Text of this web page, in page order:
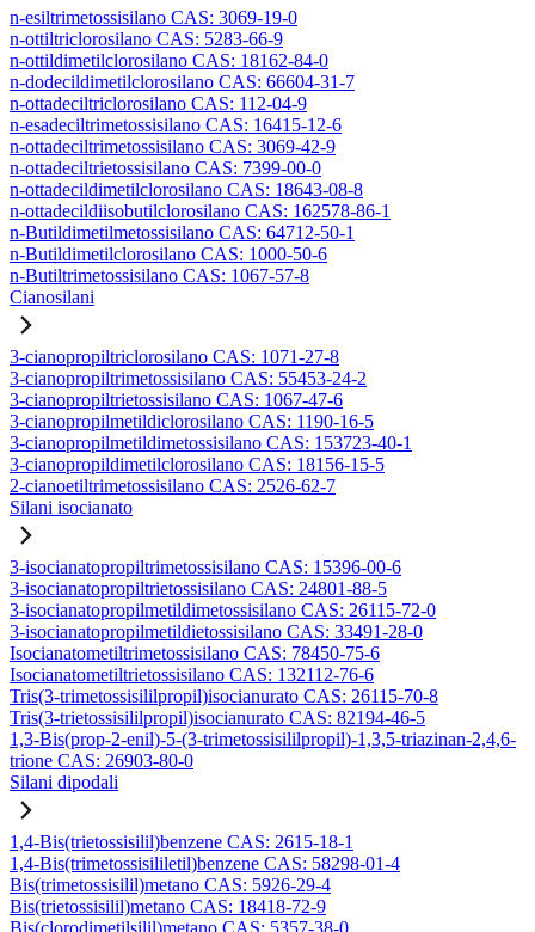
n-esiltrimetossisilano CAS: 3069-19-0
n-ottiltriclorosilano CAS: 5283-66-9
n-ottildimetilclorosilano CAS: 18162-84-0
n-dodecildimetilclorosilano CAS: 66604-31-7
n-ottadeciltriclorosilano CAS: 112-04-9
n-esadeciltrimetossisilano CAS: 16415-12-6
n-ottadeciltrimetossisilano CAS: 3069-42-9
n-ottadeciltrietossisilano CAS: 7399-00-0
n-ottadecildimetilclorosilano CAS: 18643-08-8
n-ottadecildiisobutilclorosilano CAS: 162578-86-1
n-Butildimetilmetossisilano CAS: 64712-50-1
n-Butildimetilclorosilano CAS: 1000-50-6
n-Butiltrimetossisilano CAS: 1067-57-8
Cianosilani
3-cianopropiltriclorosilano CAS: 1071-27-8
3-cianopropiltrimetossisilano CAS: 55453-24-2
3-cianopropiltrietossisilano CAS: 1067-47-6
3-cianopropilmetildiclorosilano CAS: 1190-16-5
3-cianopropilmetildimetossisilano CAS: 153723-40-1
3-cianopropildimetilclorosilano CAS: 18156-15-5
2-cianoetiltrimetossisilano CAS: 2526-62-7
Silani isocianato
3-isocianatopropiltrimetossisilano CAS: 15396-00-6
3-isocianatopropiltrietossisilano CAS: 24801-88-5
3-isocianatopropilmetildimetossisilano CAS: 26115-72-0
3-isocianatopropilmetildietossisilano CAS: 33491-28-0
Isocianatometiltrimetossisilano CAS: 78450-75-6
Isocianatometiltrietossisilano CAS: 132112-76-6
Tris(3-trimetossisililpropil)isocianurato CAS: 26115-70-8
Tris(3-trietossisililpropil)isocianurato CAS: 82194-46-5
1,3-Bis(prop-2-enil)-5-(3-trimetossisililpropil)-1,3,5-triazinan-2,4,6-
trione CAS: 26903-80-0
Silani dipodali
1,4-Bis(trietossisilil)benzene CAS: 2615-18-1
1,4-Bis(trimetossisililetil)benzene CAS: 58298-01-4
Bis(trimetossisilil)metano CAS: 5926-29-4
Bis(trietossisilil)metano CAS: 18418-72-9
Bis(clorodimetilsilil)metano CAS: 5357-38-0